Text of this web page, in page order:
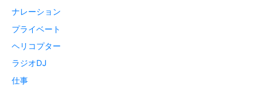
ナレーション
プライベート
ヘリコプター
ラジオDJ
仕事